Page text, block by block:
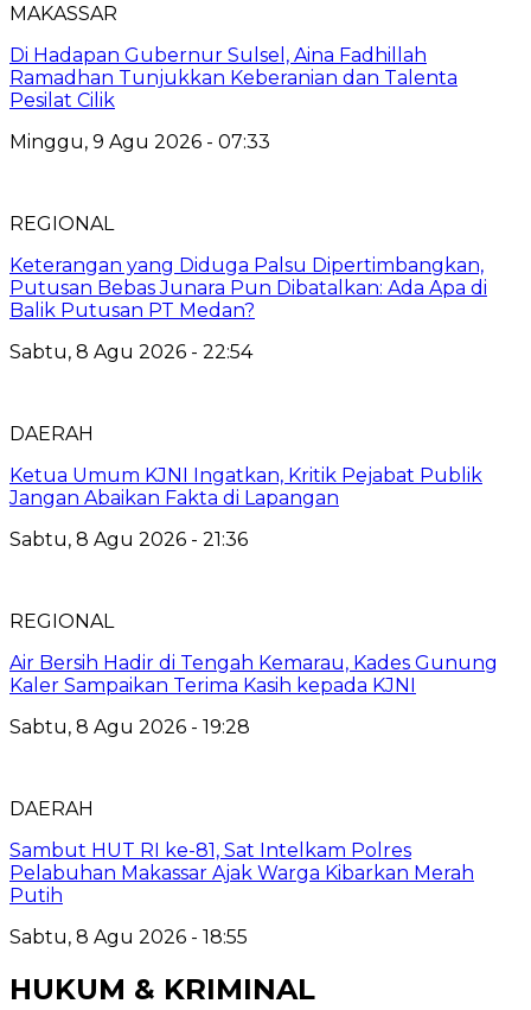
MAKASSAR
Di Hadapan Gubernur Sulsel, Aina Fadhillah
Ramadhan Tunjukkan Keberanian dan Talenta
Pesilat Cilik
Minggu, 9 Agu 2026 - 07:33
REGIONAL
Keterangan yang Diduga Palsu Dipertimbangkan,
Putusan Bebas Junara Pun Dibatalkan: Ada Apa di
Balik Putusan PT Medan?
Sabtu, 8 Agu 2026 - 22:54
DAERAH
Ketua Umum KJNI Ingatkan, Kritik Pejabat Publik
Jangan Abaikan Fakta di Lapangan
Sabtu, 8 Agu 2026 - 21:36
REGIONAL
Air Bersih Hadir di Tengah Kemarau, Kades Gunung
Kaler Sampaikan Terima Kasih kepada KJNI
Sabtu, 8 Agu 2026 - 19:28
DAERAH
Sambut HUT RI ke-81, Sat Intelkam Polres
Pelabuhan Makassar Ajak Warga Kibarkan Merah
Putih
Sabtu, 8 Agu 2026 - 18:55
HUKUM & KRIMINAL